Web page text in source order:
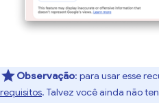
Observação: para usar esse
requisitos. Talvez você ainda não